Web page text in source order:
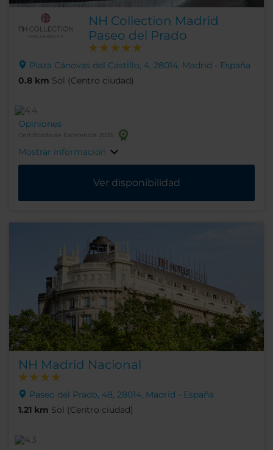
NH Collection Madrid
Paseo del Prado
Plaza Cánovas del Castillo, 4, 28014, Madrid - España
0.8 km Sol (Centro ciudad)
Opiniones
Certificado de Excelencia 2025
Mostrar información
Ver disponibilidad
NH Madrid Nacional
Paseo del Prado, 48, 28014, Madrid - España
1.21 km Sol (Centro ciudad)